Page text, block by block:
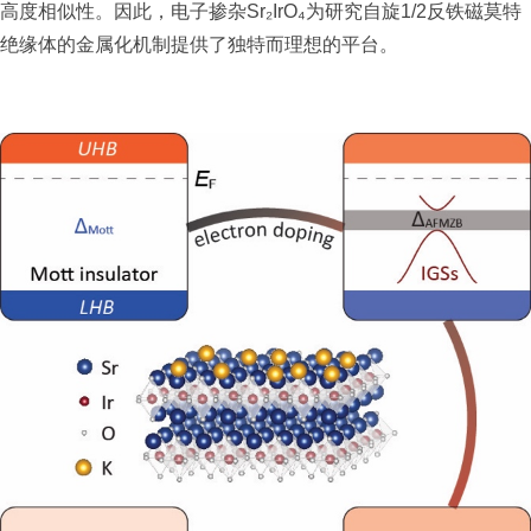
高度相似性。因此，电子掺杂Sr₂IrO₄为研究自旋1/2反铁磁莫特
绝缘体的金属化机制提供了独特而理想的平台。